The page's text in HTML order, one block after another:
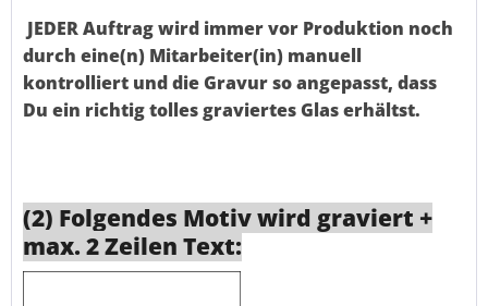
JEDER Auftrag wird immer vor Produktion noch
durch eine(n) Mitarbeiter(in) manuell
kontrolliert und die Gravur so angepasst, dass
Du ein richtig tolles graviertes Glas erhältst.
(2) Folgendes Motiv wird graviert +
max. 2 Zeilen Text: